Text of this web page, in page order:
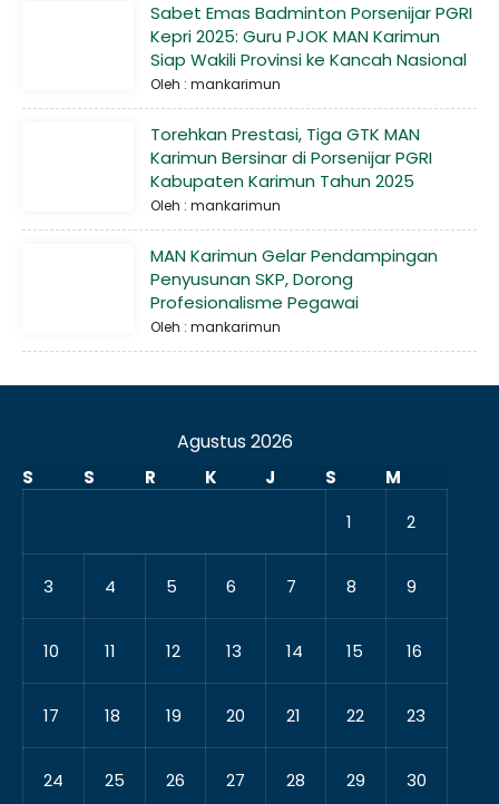
Sabet Emas Badminton Porsenijar PGRI
Kepri 2025: Guru PJOK MAN Karimun
Siap Wakili Provinsi ke Kancah Nasional
Oleh : mankarimun
Torehkan Prestasi, Tiga GTK MAN
Karimun Bersinar di Porsenijar PGRI
Kabupaten Karimun Tahun 2025
Oleh : mankarimun
MAN Karimun Gelar Pendampingan
Penyusunan SKP, Dorong
Profesionalisme Pegawai
Oleh : mankarimun
Agustus 2026
S S R K J S
M
1
2
3 4 5 6 7 8 9
10 11 12 13 14 15 16
17 18 19 20 21 22 23
24 25 26 27 28 29 30